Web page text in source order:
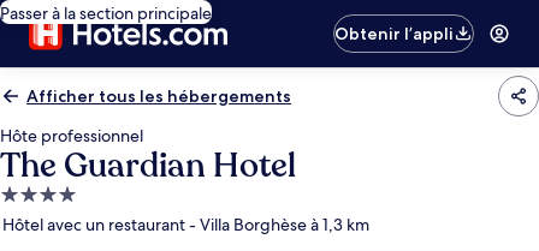
Passer à la section principale
Obtenir l’appli
Afficher tous les hébergements
Hôte professionnel
The Guardian Hotel
Hébergement
4.0 étoiles
Hôtel avec un restaurant - Villa Borghèse à 1,3 km